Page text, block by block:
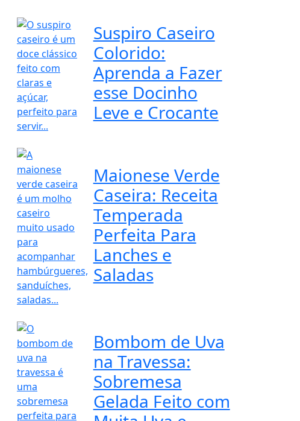
Suspiro Caseiro
Colorido:
Aprenda a Fazer
esse Docinho
Leve e Crocante
Maionese Verde
Caseira: Receita
Temperada
Perfeita Para
Lanches e
Saladas
Bombom de Uva
na Travessa:
Sobremesa
Gelada Feito com